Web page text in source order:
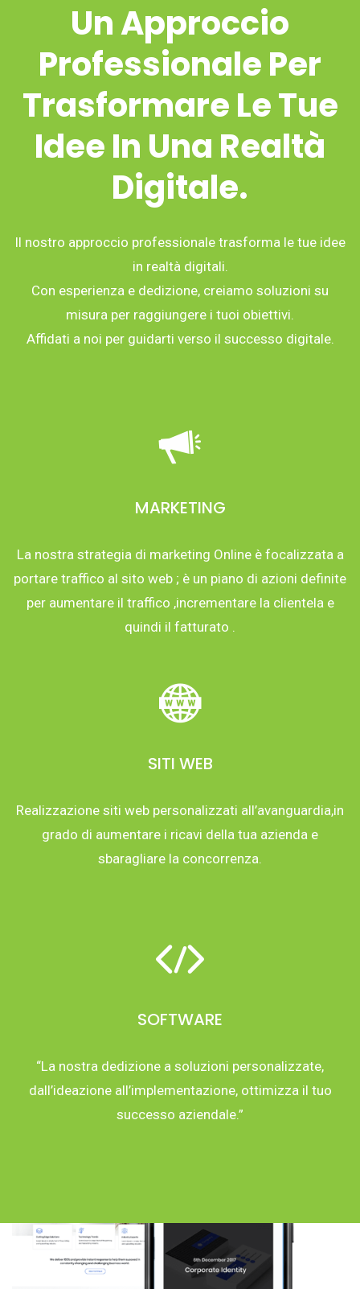
Un Approccio
Professionale Per
Trasformare Le Tue
Idee In Una Realtà
Digitale.
Il nostro approccio professionale trasforma le tue idee
in realtà digitali.
Con esperienza e dedizione, creiamo soluzioni su
misura per raggiungere i tuoi obiettivi.
Affidati a noi per guidarti verso il successo digitale.
MARKETING
La nostra strategia di marketing Online è focalizzata a
portare traffico al sito web ; è un piano di azioni definite
per aumentare il traffico ,incrementare la clientela e
quindi il fatturato .
SITI WEB
Realizzazione siti web personalizzati all’avanguardia,in
grado di aumentare i ricavi della tua azienda e
sbaragliare la concorrenza.
SOFTWARE
“La nostra dedizione a soluzioni personalizzate,
dall’ideazione all’implementazione, ottimizza il tuo
successo aziendale.”